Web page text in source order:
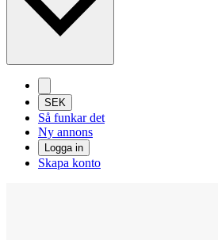
SEK
Så funkar det
Ny annons
Logga in
Skapa konto